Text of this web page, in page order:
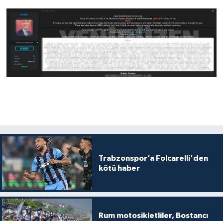
Trabzonspor’a Folcarelli'den
kötü haber
Rum motosikletliler, Bostancı